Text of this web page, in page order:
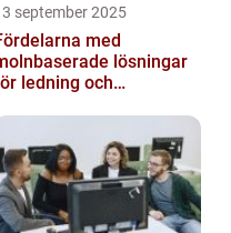
september 2025
med
lösningar
ledning och